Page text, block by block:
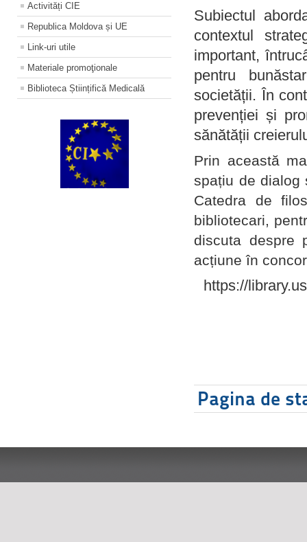
Activități CIE
Republica Moldova și UE
Link-uri utile
Materiale promoţionale
Biblioteca Științifică Medicală
Subiectul
contextul
important,
pentru
societății. În
prevenției și
sănătății
Prin această
spațiu de dialog
Catedra de
bibliotecari,
discuta despre
acțiune în
https://
Pagina de